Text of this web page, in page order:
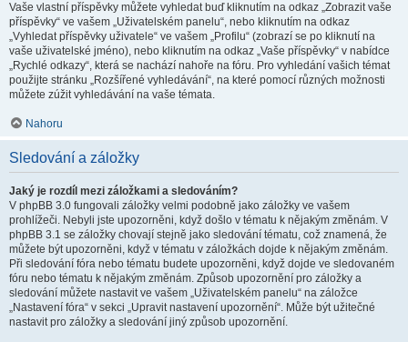
Vaše vlastní příspěvky můžete vyhledat buď kliknutím na odkaz „Zobrazit vaše
příspěvky“ ve vašem „Uživatelském panelu“, nebo kliknutím na odkaz
„Vyhledat příspěvky uživatele“ ve vašem „Profilu“ (zobrazí se po kliknutí na
vaše uživatelské jméno), nebo kliknutím na odkaz „Vaše příspěvky“ v nabídce
„Rychlé odkazy“, která se nachází nahoře na fóru. Pro vyhledání vašich témat
použijte stránku „Rozšířené vyhledávání“, na které pomocí různých možnosti
můžete zúžit vyhledávání na vaše témata.
Nahoru
Sledování a záložky
Jaký je rozdíl mezi záložkami a sledováním?
V phpBB 3.0 fungovali záložky velmi podobně jako záložky ve vašem
prohlížeči. Nebyli jste upozorněni, když došlo v tématu k nějakým změnám. V
phpBB 3.1 se záložky chovají stejně jako sledování tématu, což znamená, že
můžete být upozorněni, když v tématu v záložkách dojde k nějakým změnám.
Při sledování fóra nebo tématu budete upozorněni, když dojde ve sledovaném
fóru nebo tématu k nějakým změnám. Způsob upozornění pro záložky a
sledování můžete nastavit ve vašem „Uživatelském panelu“ na záložce
„Nastavení fóra“ v sekci „Upravit nastavení upozornění“. Může být užitečné
nastavit pro záložky a sledování jiný způsob upozornění.